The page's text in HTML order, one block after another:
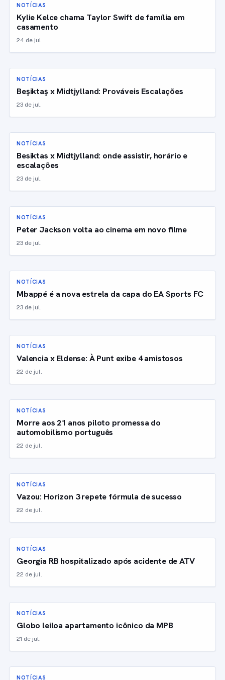
NOTÍCIAS
Kylie Kelce chama Taylor Swift de família em
casamento
24 de jul.
NOTÍCIAS
Beşiktaş x Midtjylland: Prováveis Escalações
23 de jul.
NOTÍCIAS
Besiktas x Midtjylland: onde assistir, horário e
escalações
23 de jul.
NOTÍCIAS
Peter Jackson volta ao cinema em novo filme
23 de jul.
NOTÍCIAS
Mbappé é a nova estrela da capa do EA Sports FC
23 de jul.
NOTÍCIAS
Valencia x Eldense: À Punt exibe 4 amistosos
22 de jul.
NOTÍCIAS
Morre aos 21 anos piloto promessa do
automobilismo português
22 de jul.
NOTÍCIAS
Vazou: Horizon 3 repete fórmula de sucesso
22 de jul.
NOTÍCIAS
Georgia RB hospitalizado após acidente de ATV
22 de jul.
NOTÍCIAS
Globo leiloa apartamento icônico da MPB
21 de jul.
NOTÍCIAS